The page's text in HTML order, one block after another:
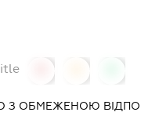
З ОБМЕЖЕНОЮ